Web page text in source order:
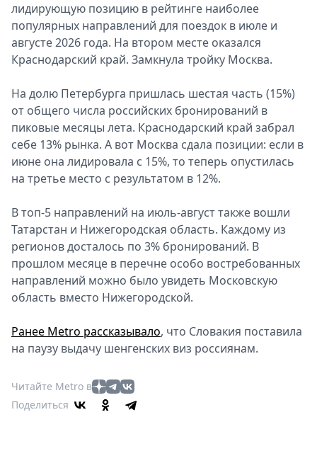
лидирующую позицию в рейтинге наиболее
популярных направлений для поездок в июле и
августе 2026 года. На втором месте оказался
Краснодарский край. Замкнула тройку Москва.
На долю Петербурга пришлась шестая часть (15%)
от общего числа российских бронирований в
пиковые месяцы лета. Краснодарский край забрал
себе 13% рынка. А вот Москва сдала позиции: если в
июне она лидировала с 15%, то теперь опустилась
на третье место с результатом в 12%.
В топ-5 направлений на июль-август также вошли
Татарстан и Нижегородская область. Каждому из
регионов досталось по 3% бронирований. В
прошлом месяце в перечне особо востребованных
направлений можно было увидеть Московскую
область вместо Нижегородской.
Ранее Metro рассказывало, что Словакия поставила
на паузу выдачу шенгенских виз россиянам.
Читайте Metro в
Поделиться